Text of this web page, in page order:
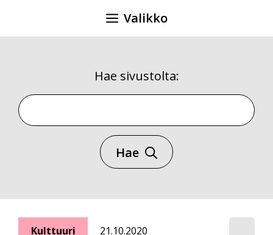
Valikko
Hae sivustolta:
Hae sivustolta
Hae
Kulttuuri 21.10.2020